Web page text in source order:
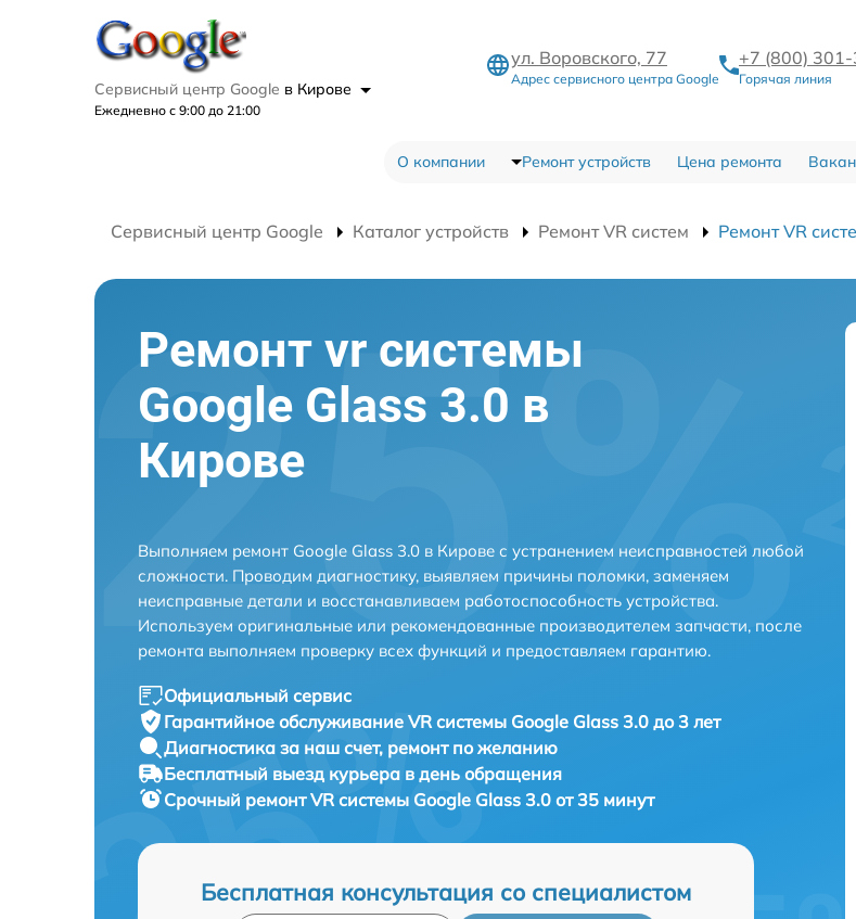
Сервисный центр Google в Кирове
Ежедневно с 9:00 до 21:00
ул. Воровского, 77
Адрес сервисного центра Google
+7 (800)
Горячая линия
О компании Ремонт устройств Цена ремонта
Сервисный центр Google Каталог устройств Ремонт VR систем Ремонт VR
Ремонт vr системы
Google Glass 3.0 в
Кирове
Выполняем ремонт Google Glass 3.0 в Кирове с устранением неисправностей любой
сложности. Проводим диагностику, выявляем причины поломки, заменяем
неисправные детали и восстанавливаем работоспособность устройства.
Используем оригинальные или рекомендованные производителем запчасти, после
ремонта выполняем проверку всех функций и предоставляем гарантию.
Официальный сервис
Гарантийное обслуживание VR системы Google Glass 3.0 до 3 лет
Диагностика за наш счет, ремонт по желанию
Бесплатный выезд курьера в день обращения
Срочный ремонтVR системы Google Glass 3.0 от 35 минут
Бесплатная консультация со специалистом